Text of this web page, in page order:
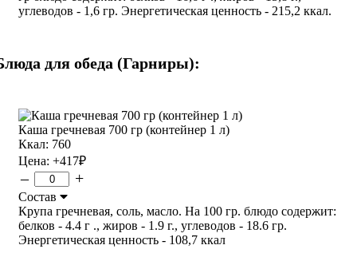
углеводов - 1,6 гр. Энергетическая ценность - 215,2 ккал.
для обеда (Гарниры):
Каша гречневая 700 гр (контейнер 1 л)
Ккал: 760
Цена: +417₽
– +
Состав
Крупа гречневая, соль, масло. На 100 гр. блюдо содержит:
белков - 4.4 г ., жиров - 1.9 г., углеводов - 18.6 гр.
Энергетическая ценность - 108,7 ккал